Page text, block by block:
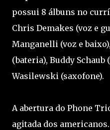
possui 8 álbuns no
Chris Demakes (voz e
Manganelli (voz e
(bateria), Buddy Schaub
Wasilewski (saxofone).
A abertura do Phone
agitada dos